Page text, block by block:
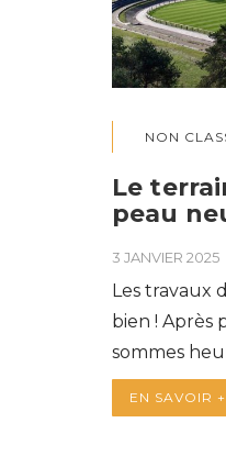
NON
Le
peau
3 JANVIER 2025
Les travaux
bien ! Après
sommes
EN SAVOIR +